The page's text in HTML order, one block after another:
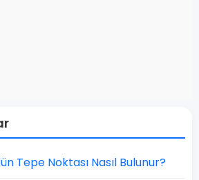
Tepe Noktası Nasıl Bulunur?